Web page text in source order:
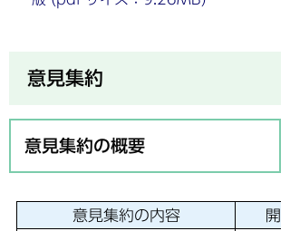
意見集約
意見集約の概要
意見集約の内容 開